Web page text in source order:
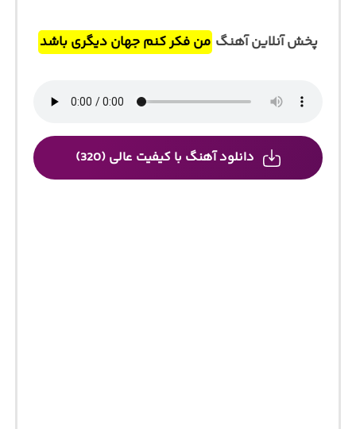
پخش آنلاین آهنگ من فکر کنم جهان دیگری باشد
دانلود آهنگ با کیفیت عالی (320)